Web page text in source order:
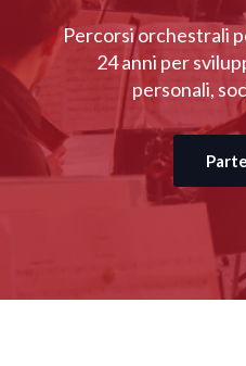
Percorsi orchestrali
24 anni per
personali,